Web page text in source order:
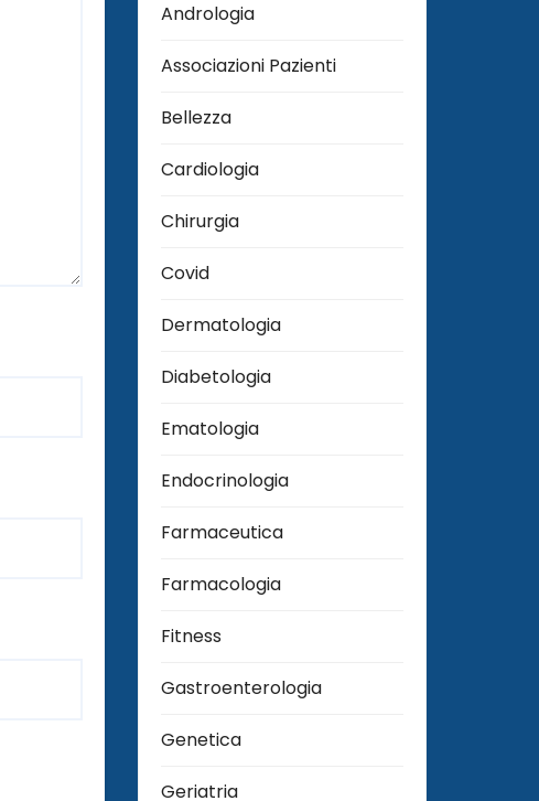
Andrologia
Associazioni Pazienti
Bellezza
Cardiologia
Chirurgia
Covid
Dermatologia
Diabetologia
Ematologia
Endocrinologia
Farmaceutica
Farmacologia
Fitness
Gastroenterologia
Genetica
Geriatria